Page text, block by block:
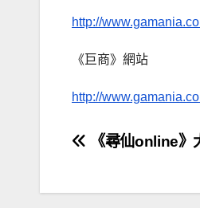
http://
《巨商》網站
http://
文 《尋仙online》